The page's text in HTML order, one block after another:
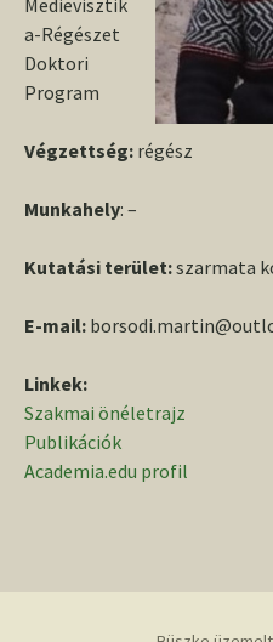
Medievisztik
a-Régészet
Doktori
Program
Végzettség: régész
Munkahely: –
Kutatási terület:szarmata
E-mail:
Linkek:
Szakmai önéletrajz
Publikációk
Academia.edu profil